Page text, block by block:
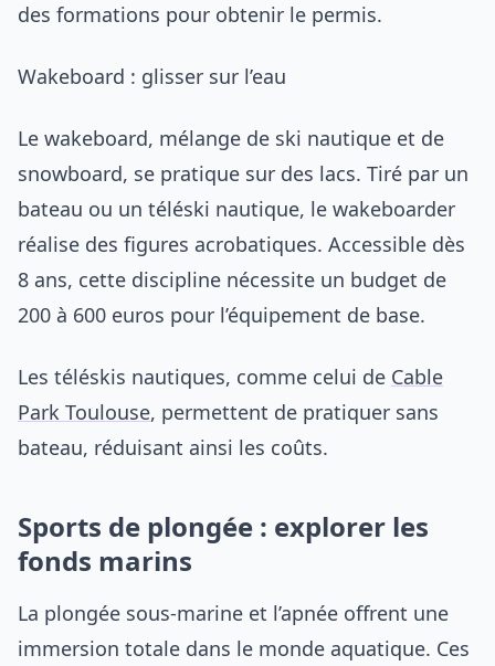
des formations pour obtenir le permis.
Wakeboard : glisser sur l’eau
Le wakeboard, mélange de ski nautique et de
snowboard, se pratique sur des lacs. Tiré par un
bateau ou un téléski nautique, le wakeboarder
réalise des figures acrobatiques. Accessible dès
8 ans, cette discipline nécessite un budget de
200 à 600 euros pour l’équipement de base.
Les téléskis nautiques, comme celui de Cable
Park Toulouse, permettent de pratiquer sans
bateau, réduisant ainsi les coûts.
Sports de plongée : explorer les
fonds marins
La plongée sous-marine et l’apnée offrent une
immersion totale dans le monde aquatique. Ces